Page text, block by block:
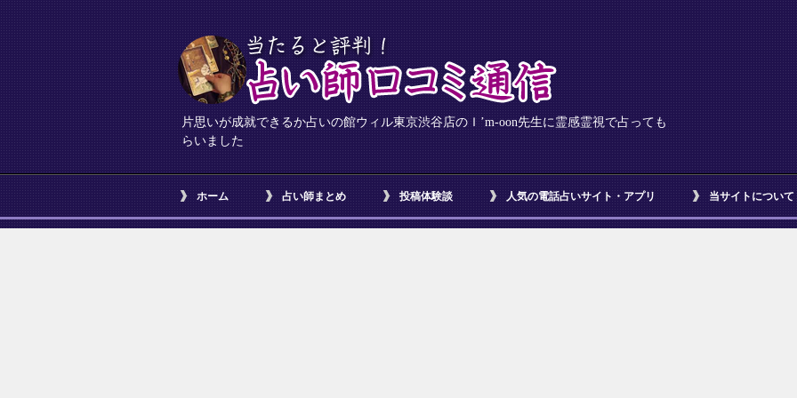
片思いが成就できるか占いの館ウィル東京渋谷店のＩ’m-oon先生に霊感霊視で占っても
らいました
ホーム 占い師まとめ 投稿体験談 人気の電話占いサイト・アプリ 当サイトについて